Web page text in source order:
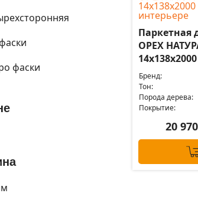
фаски
Паркетная
ОРЕХ
Бренд:
Тон:
Порода дерева:
Покрытие:
20 970